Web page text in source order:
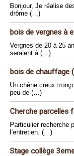
Bonjour, Je réalise
drôme (…)
bois de vergnes à
Vergnes de 20 à 25
seraient à (…)
bois de chauffage
Un chène creux
peu de (…)
Cherche parcelles
Particulier recherche
l’entretien. (…)
Stage collège